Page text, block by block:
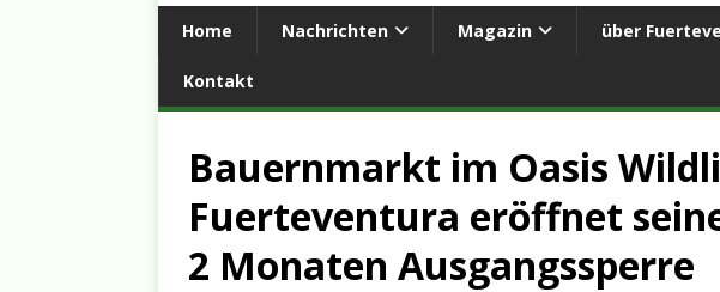
Home Nachrichten Magazin über
Kontakt
Bauernmarkt im Oasis
Fuerteventura eröffnet
2 Monaten Ausgangssperre